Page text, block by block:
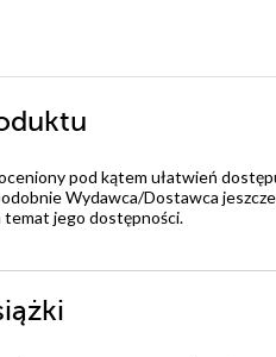
pod kątem ułatwień
Wydawca/Dostawca
jego dostępności.